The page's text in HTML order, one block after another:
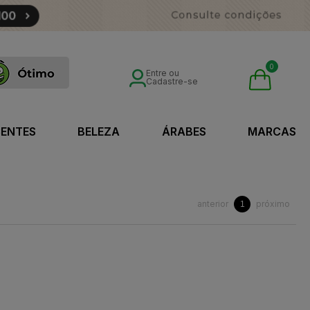
Entre ou
Cadastre-se
0
BELEZA ÁRABES MARCAS
anterior 1 próximo